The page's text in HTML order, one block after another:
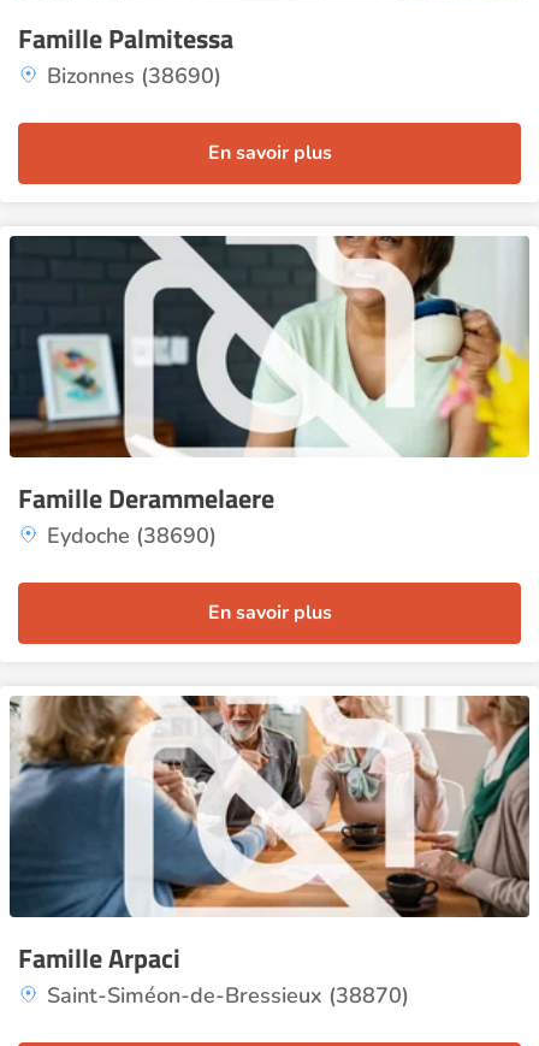
Famille Palmitessa
Bizonnes (38690)
En savoir plus
Famille Derammelaere
Eydoche (38690)
En savoir plus
Famille Arpaci
Saint-Siméon-de-Bressieux (38870)